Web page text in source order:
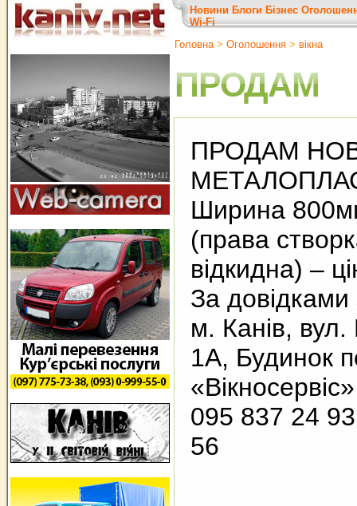
Новини Блоги Бізнес
Wi-Fi
Головна> Оголошення > вiкна
ПРОДАМ
ПРОДАМ
Ширина
(права
відкидна) –
За довідками
м. Канів, вул.
1А, Будинок
«Вікносервіс»
095 837 24
56